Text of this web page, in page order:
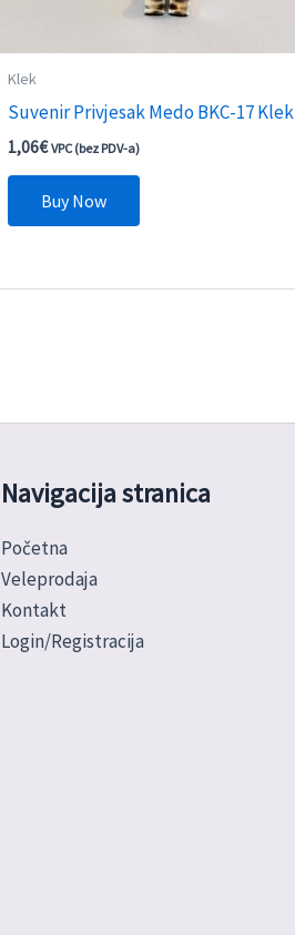
Klek
Suvenir Privjesak Medo BKC-17 Klek
1,06€ VPC (bez PDV-a)
Buy Now
Navigacija stranica
Početna
Veleprodaja
Kontakt
Login/Registracija